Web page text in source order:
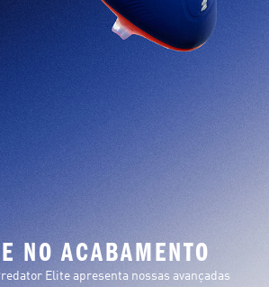
NO ACABAMENTO
Elite apresenta nossas avançadas